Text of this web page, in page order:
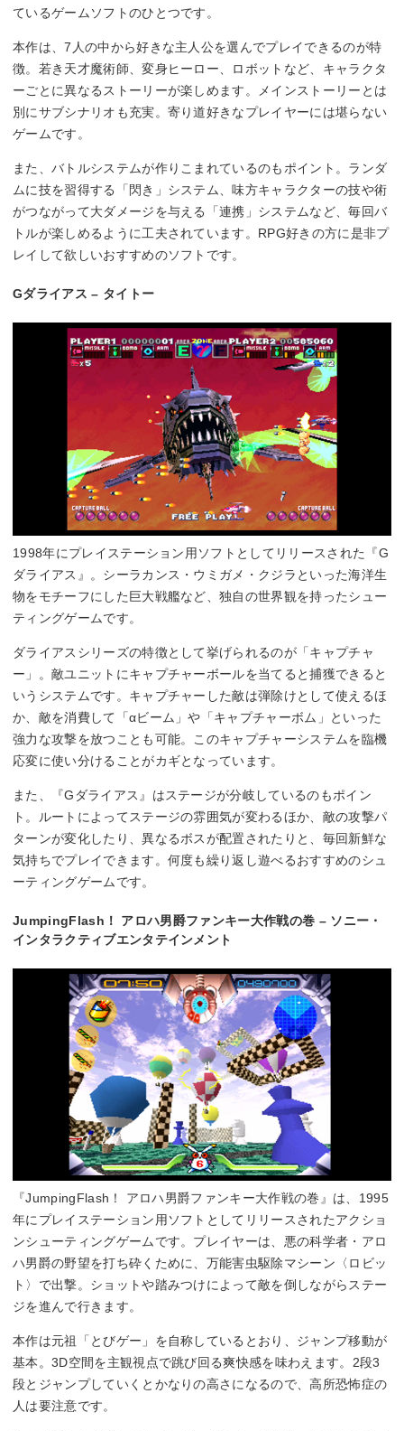
ているゲームソフトのひとつです。
本作は、7人の中から好きな主人公を選んでプレイできるのが特
徴。若き天才魔術師、変身ヒーロー、ロボットなど、キャラクタ
ーごとに異なるストーリーが楽しめます。メインストーリーとは
別にサブシナリオも充実。寄り道好きなプレイヤーには堪らない
ゲームです。
また、バトルシステムが作りこまれているのもポイント。ランダ
ムに技を習得する「閃き」システム、味方キャラクターの技や術
がつながって大ダメージを与える「連携」システムなど、毎回バ
トルが楽しめるように工夫されています。RPG好きの方に是非プ
レイして欲しいおすすめのソフトです。
Gダライアス – タイトー
1998年にプレイステーション用ソフトとしてリリースされた『G
ダライアス』。シーラカンス・ウミガメ・クジラといった海洋生
物をモチーフにした巨大戦艦など、独自の世界観を持ったシュー
ティングゲームです。
ダライアスシリーズの特徴として挙げられるのが「キャプチャ
ー」。敵ユニットにキャプチャーボールを当てると捕獲できると
いうシステムです。キャプチャーした敵は弾除けとして使えるほ
か、敵を消費して「αビーム」や「キャプチャーボム」といった
強力な攻撃を放つことも可能。このキャプチャーシステムを臨機
応変に使い分けることがカギとなっています。
また、『Gダライアス』はステージが分岐しているのもポイン
ト。ルートによってステージの雰囲気が変わるほか、敵の攻撃パ
ターンが変化したり、異なるボスが配置されたりと、毎回新鮮な
気持ちでプレイできます。何度も繰り返し遊べるおすすめのシュ
ーティングゲームです。
JumpingFlash！ アロハ男爵ファンキー大作戦の巻 – ソニー・
インタラクティブエンタテインメント
『JumpingFlash！ アロハ男爵ファンキー大作戦の巻』は、1995
年にプレイステーション用ソフトとしてリリースされたアクショ
ンシューティングゲームです。プレイヤーは、悪の科学者・アロ
ハ男爵の野望を打ち砕くために、万能害虫駆除マシーン〈ロビッ
ト〉で出撃。ショットや踏みつけによって敵を倒しながらステー
ジを進んで行きます。
本作は元祖「とびゲー」を自称しているとおり、ジャンプ移動が
基本。3D空間を主観視点で跳び回る爽快感を味わえます。2段3
段とジャンプしていくとかなりの高さになるので、高所恐怖症の
人は要注意です。